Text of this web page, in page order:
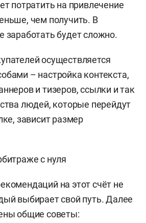
потратить на привлечение
чем получить. В
заработать будет сложно.
осуществляется
– настройка контекста,
и тизеров, ссылки и так
людей, которые перейдут
зависит размер
с нуля
на этот счёт не
выбирает свой путь. Далее
общие советы: